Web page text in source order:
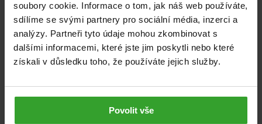
soubory cookie. Informace o tom, jak náš web používáte,
sdílíme se svými partnery pro sociální média, inzerci a
analýzy. Partneři tyto údaje mohou zkombinovat s
dalšími informacemi, které jste jim poskytli nebo které
získali v důsledku toho, že používáte jejich služby.
Povolit vše
572Kč Skladem
PŘIDAT DO KOŠÍKU
DOPORUČUJEME